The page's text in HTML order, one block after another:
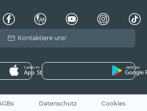
Kontaktiere uns!
Datenschutz
Cookies